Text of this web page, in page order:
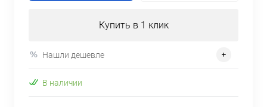
Купить в 1 клик
Нашли дешевле
В наличии